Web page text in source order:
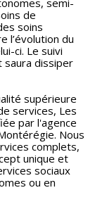
semi-
de
soins
l’évolution du
ci. Le suivi
saura dissiper
supérieure
services, Les
par l'agence
Nous
complets,
unique et
sociaux
ou en